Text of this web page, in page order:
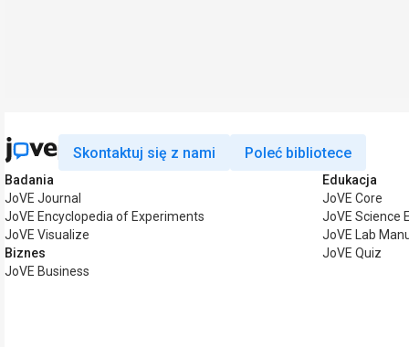
Skontaktuj się z nami Poleć bibliotece
Badania
JoVE Journal
JoVE Encyclopedia of Experiments
JoVE Visualize
Biznes
JoVE Business
Edukacja
JoVE Core
JoVE Science
JoVE Lab
JoVE Quiz